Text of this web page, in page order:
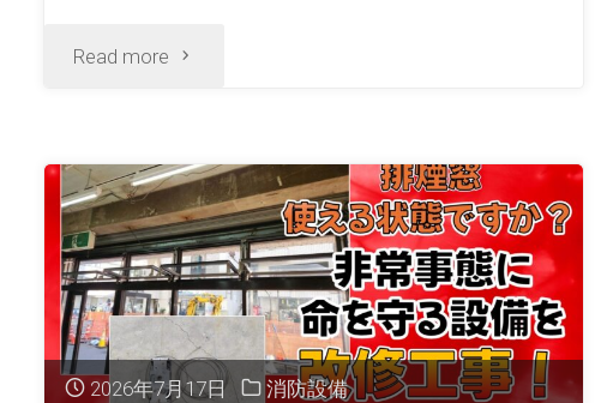
Read more
2026年7月17日 消防設備